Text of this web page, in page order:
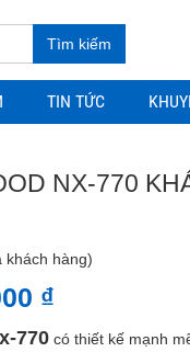
Tìm kiếm
TIN TỨC
NX-770
khách hàng)
₫
770có thiết kế mạnh